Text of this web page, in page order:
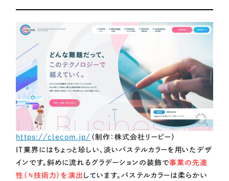
https://clecom.jp/ （制作：株式会社リーピー）
IT業界にはちょっと珍しい、淡いパステルカラーを用いたデザ
インです。斜めに流れるグラデーションの装飾で事業の先進
性（≒技術力）を演出 しています。パステルカラーは柔らかい